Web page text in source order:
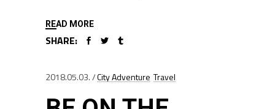
READ MORE
SHARE:
2018.05.03. City Adventure Travel